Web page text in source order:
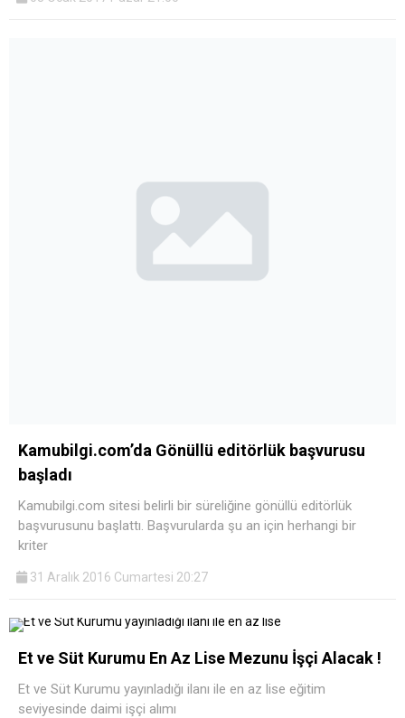
Kamubilgi.com’da Gönüllü editörlük başvurusu
başladı
Kamubilgi.com sitesi belirli bir süreliğine gönüllü editörlük
başvurusunu başlattı. Başvurularda şu an için herhangi bir
kriter
31 Aralık 2016 Cumartesi 20:27
Et ve Süt Kurumu En Az Lise Mezunu İşçi Alacak !
Et ve Süt Kurumu yayınladığı ilanı ile en az lise eğitim
seviyesinde daimi işçi alımı